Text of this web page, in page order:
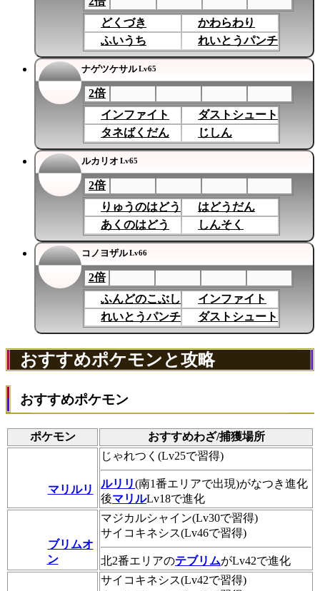
どくづき
かわらわり
ふいうち
れいとうパンチ
ナゲツケサルLv65
2倍
インファイト
ダストシュート
タネばくだん
じしん
ルカリオ Lv65
2倍
りゅうのはどう
はどうだん
あくのはどう
しんそく
コノヨザルLv66
2倍
ふんどのこぶし
インファイト
れいとうパンチ
ダストシュート
おすすめポケモンと攻略
おすすめポケモン
ポケモン おすすめわざ/捕獲場所
マリルリ
じゃれつく(Lv25で習得)
ルリリ(南1番エリアで出現)がなつき進化
後マリルLv18で進化
ブリムオ
ン
マジカルシャイン(Lv30で習得)
サイコキネシス(Lv46で習得)
北2番エリアのテブリムがLv42で進化
サイコキネシス(Lv42で習得)